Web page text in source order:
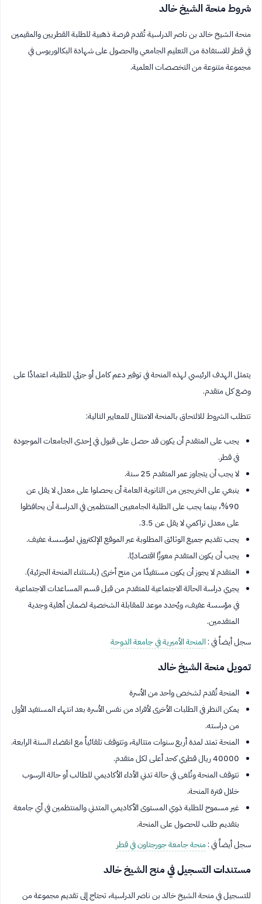
شروط منحة الشيخ خالد
منحة الشيخ خالد بن ناصر الدراسية تُقدم فرصة ذهبية للطلبة القطريين والمقيمين
في قطر للاستفادة من التعليم الجامعي والحصول على شهادة البكالوريوس في
مجموعة متنوعة من التخصصات العلمية.
يتمثل الهدف الرئيسي لهذه المنحة في توفير دعم كامل أو جزئي للطلبة، اعتمادًا على
وضع كل متقدم.
تتطلب الشروط للالتحاق بالمنحة الامتثال للمعايير التالية:
يجب على المتقدم أن يكون قد حصل على قبول في إحدى الجامعات الموجودة
في قطر.
لا يجب أن يتجاوز عمر المتقدم 25 سنة.
ينبغي على الخريجين من الثانوية العامة أن يحصلوا على معدل لا يقل عن
90%، بينما يجب على الطلبة الجامعيين المنتظمين في الدراسة أن يحافظوا
على معدل تراكمي لا يقل عن 3.5.
يجب تقديم جميع الوثائق المطلوبة عبر الموقع الإلكتروني لمؤسسة عفيف.
يجب أن يكون المتقدم معوزًا اقتصاديًا.
المتقدم لا يجوز أن يكون مستفيدًا من منح أخرى (باستثناء المنحة الجزئية).
يجري دراسة الحالة الاجتماعية للمتقدم من قبل قسم المساعدات الاجتماعية
في مؤسسة عفيف، ويُحدد موعد للمقابلة الشخصية لضمان أهلية وجدية
المتقدمين.
سجل أيضاً في :المنحة الأميرية في جامعة الدوحة
تمويل منحة الشيخ خالد
المنحة تُقدم لشخص واحد من الأسرة
يمكن النظر في الطلبات الأخرى لأفراد من نفس الأسرة بعد انتهاء المستفيد الأول
من دراسته.
المنحة تمتد لمدة أربع سنوات متتالية، وتتوقف تلقائياً مع انقضاء السنة الرابعة.
40000 ريال قطري كحد أعلى لكل متقدم.
تتوقف المنحة وتُلغى في حالة تدني الأداء الأكاديمي للطالب أو حالة الرسوب
خلال فترة المنحة.
غير مسموح للطلبة ذوي المستوى الأكاديمي المتدني والمنتظمين في أي جامعة
بتقديم طلب للحصول على المنحة.
سجل أيضاً في :منحة جامعة جورجتاون في قطر
مستندات التسجيل في منح الشيخ خالد
للتسجيل في منحة الشيخ خالد بن ناصر الدراسية، تحتاج إلى تقديم مجموعة من